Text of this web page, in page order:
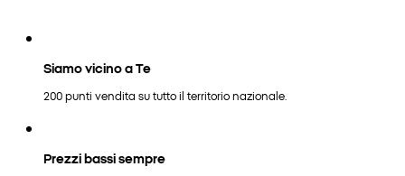
Siamo vicino a Te
200 punti vendita su tutto il territorio nazionale.
Prezzi bassi sempre